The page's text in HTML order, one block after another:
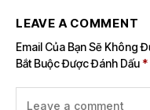
LEAVE A COMMENT
Email Của Bạn Sẽ Không
Bắt Buộc Được Đánh Dấu *